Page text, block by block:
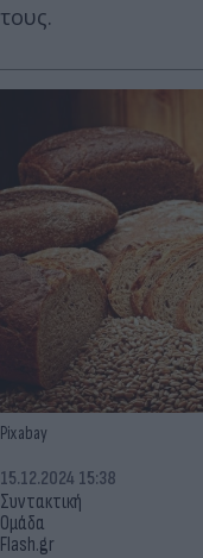
τους.
Pixabay
Συντακτική
Ομάδα
Flash.gr
15.12.2024 15:38